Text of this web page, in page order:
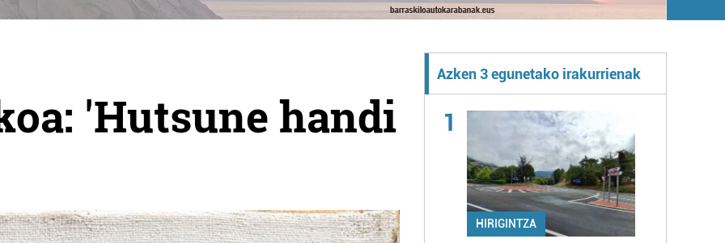
'Hutsune handi
Azken 3 egunetako irakurrienak
1
HIRIGINTZA